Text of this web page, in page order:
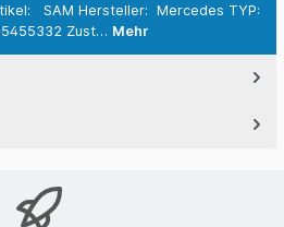
SAM Hersteller: Mercedes TYP:
Zust… Mehr